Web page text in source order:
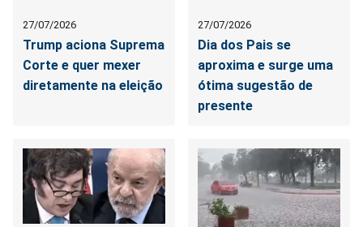
27/07/2026
Trump aciona Suprema
Corte e quer mexer
diretamente na eleição
27/07/2026
Dia dos Pais se
aproxima e surge uma
ótima sugestão de
presente